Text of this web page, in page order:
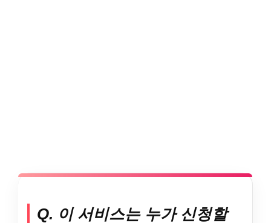
Q. 이 서비스는 누가 신청할